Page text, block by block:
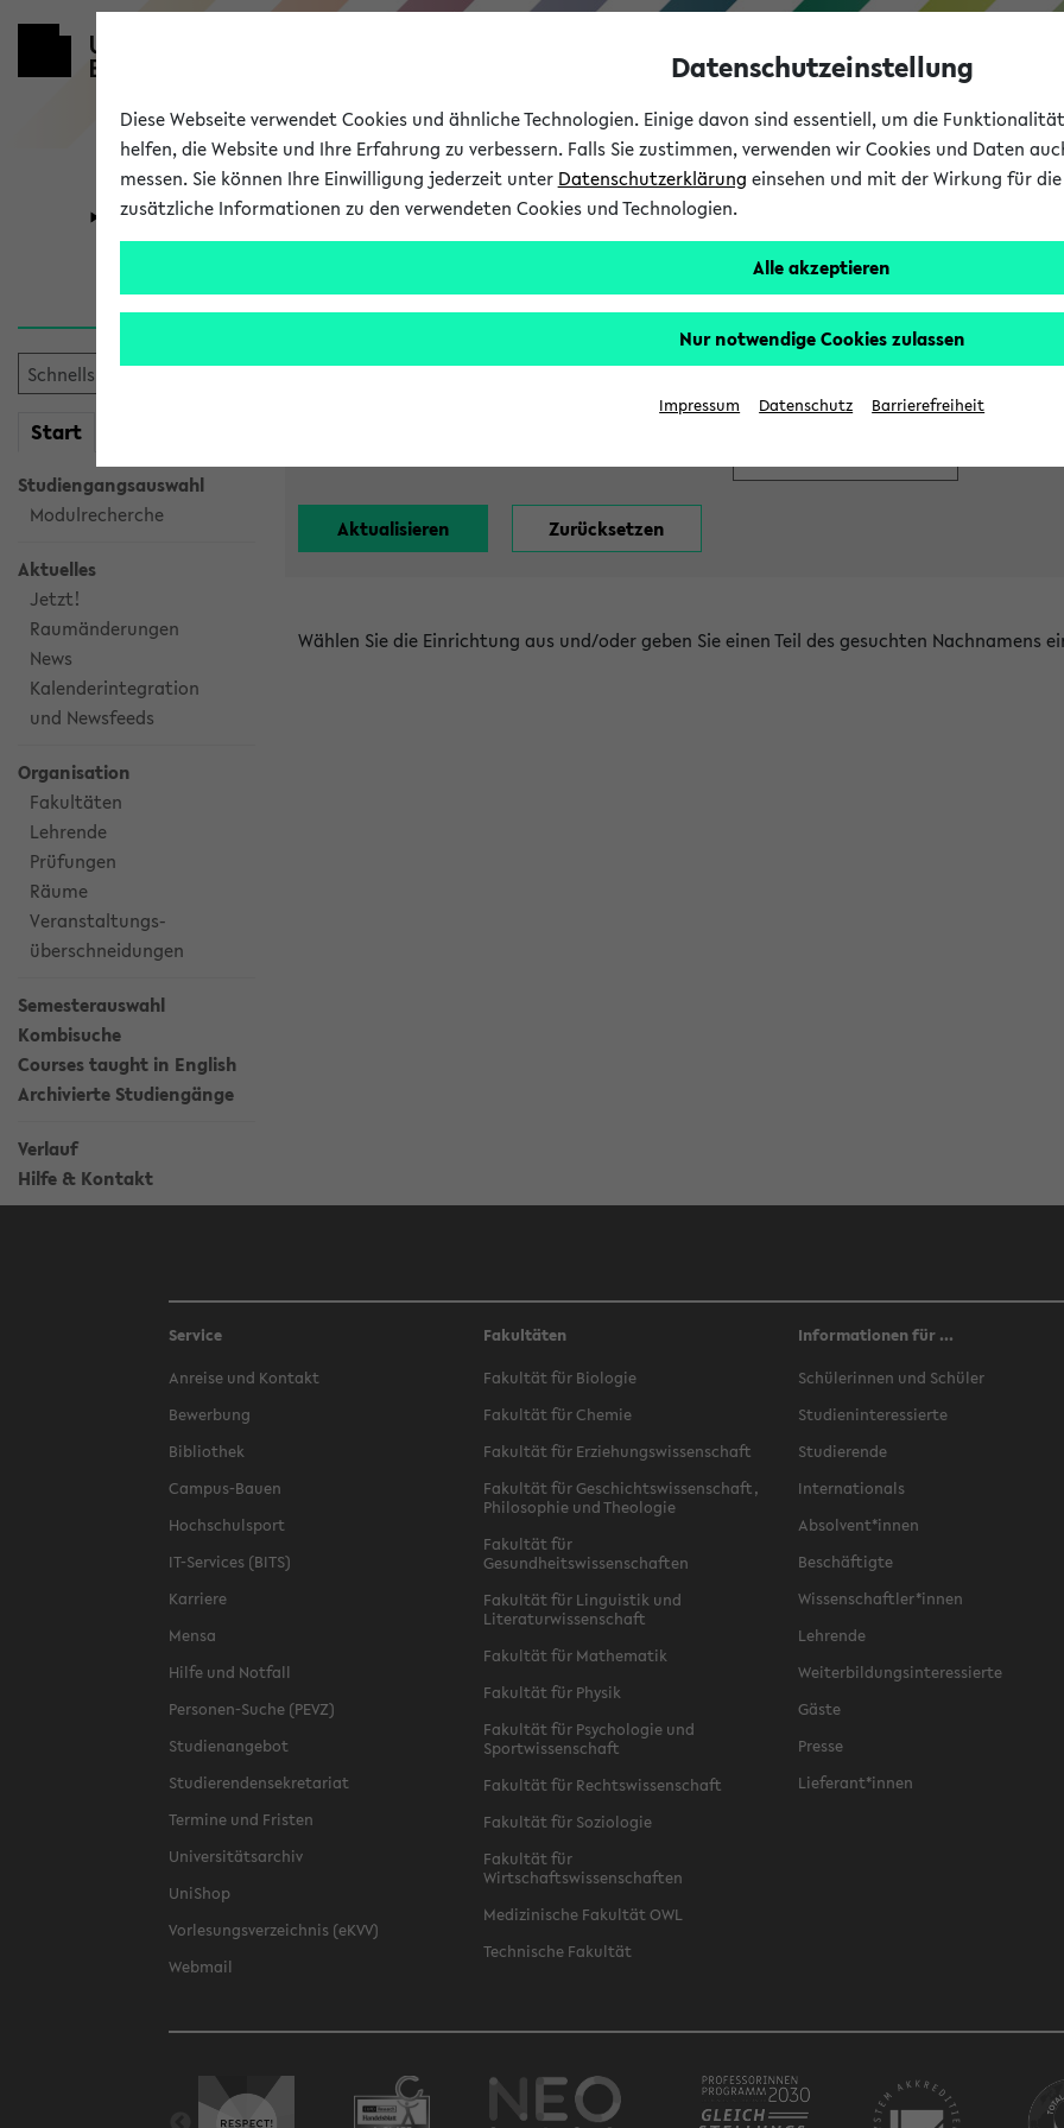
Universität Forschung Studium
Start
Studiengangsauswahl
Modulrecherche
Aktuelles
Jetzt!
Raumänderungen
News
Kalenderintegration
und Newsfeeds
Organisation
Fakultäten
Lehrende
Prüfungen
Räume
Veranstaltungs-
überschneidungen
Semesterauswahl
Kombisuche
Courses taught in English
Archivierte Studiengänge
Verlauf
Hilfe & Kontakt
Alle Lehrenden
Wählen Sie die Einrichtung aus und/oder geben Sie einen Teil des gesuchten Nachnamens
Service
Anreise und Kontakt
Bewerbung
Bibliothek
Campus-Bauen
Hochschulsport
IT-Services (BITS)
Karriere
Mensa
Hilfe und Notfall
Personen-Suche (PEVZ)
Studienangebot
Studierendensekretariat
Termine und Fristen
Universitätsarchiv
UniShop
Vorlesungsverzeichnis (eKVV)
Webmail
Fakultäten
Fakultät für Biologie
Fakultät für Chemie
Fakultät für Erziehungswissenschaft
Fakultät für Geschichtswissenschaft,
Philosophie und Theologie
Fakultät für
Gesundheitswissenschaften
Fakultät für Linguistik und
Literaturwissenschaft
Fakultät für Mathematik
Fakultät für Physik
Fakultät für Psychologie und
Sportwissenschaft
Fakultät für Rechtswissenschaft
Fakultät für Soziologie
Fakultät für
Wirtschaftswissenschaften
Medizinische Fakultät OWL
Technische Fakultät
Informationen für ...
Schülerinnen und Schüler
Studieninteressierte
Studierende
Internationals
Absolvent*innen
Beschäftigte
Wissenschaftler*innen
Lehrende
Weiterbildungsinteressierte
Gäste
Presse
Lieferant*innen
Datenschutzeinstellung
Diese Webseite verwendet Cookies und ähnliche Technologien. Einige davon sind essentiell, um die
helfen, die Website und Ihre Erfahrung zu verbessern. Falls Sie zustimmen, verwenden wir Cookies und Daten
messen. Sie können Ihre Einwilligung jederzeit unter Datenschutzerklärung einsehen und mit der Wirkung für
zusätzliche Informationen zu den verwendeten Cookies und Technologien.
Alle akzeptieren
Nur notwendige Cookies zulassen
Impressum Datenschutz Barrierefreiheit